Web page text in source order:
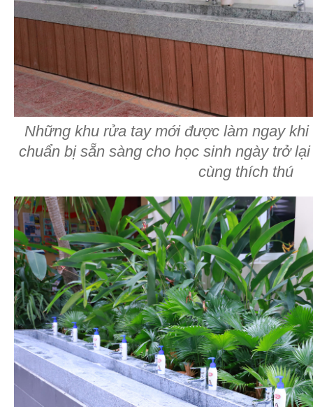
Những khu rửa tay mới được làm ngay
chuẩn bị sẵn sàng cho học sinh ngày trở
cùng thích thú